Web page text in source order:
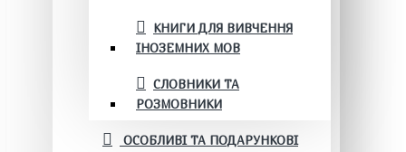
КНИГИ ДЛЯ ВИВЧЕННЯ
ІНОЗЕМНИХ МОВ
СЛОВНИКИ ТА
РОЗМОВНИКИ
ОСОБЛИВІ ТА ПОДАРУНКОВІ